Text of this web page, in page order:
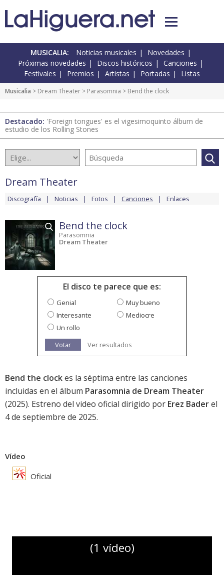
MUSICALIA: Noticias musicales
Novedades
Próximas novedades
Discos históricos
Canciones
Festivales
Premios Artistas Portadas Listas
Musicalia > Dream Theater > Parasomnia > Bend the clock
Destacado: 'Foreign tongues' es el vigesimoquinto álbum de
estudio de los Rolling Stones
Dream Theater
Discografía Noticias Fotos Canciones Enlaces
Bend the clock
Parasomnia
Dream Theater
El disco te parece que es:
Genial
Muy bueno
Interesante
Mediocre
Un rollo
Votar
Ver resultados
Bend the clockes la séptima entre las canciones
incluidas en el álbum Parasomnia de Dream Theater
(2025). Estreno del video oficial dirigido por Erez Baderel
4 de septiembre de 2025.
Vídeo
Oficial
(1 vídeo)